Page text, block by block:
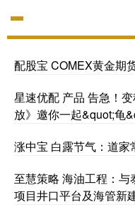
配股宝 COMEX黄金期
星速优配 产品 告急！
放》邀你一起&quot;龟
涨中宝 白露节气：道家
至慧策略 海油工程：
项目井口平台及海管新